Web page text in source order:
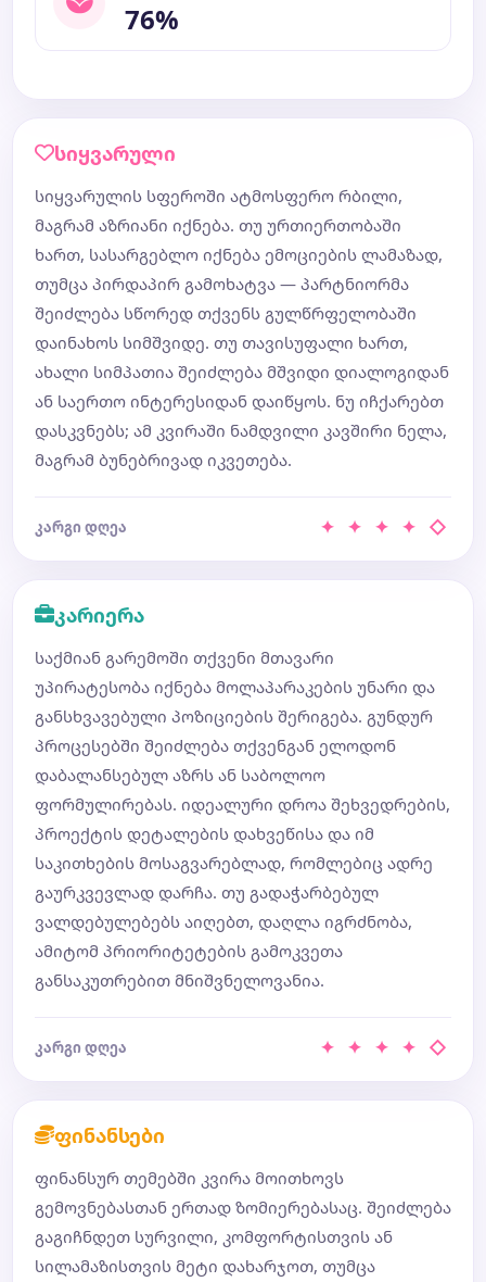
76%
სიყვარული
სიყვარულის სფეროში ატმოსფერო რბილი,
მაგრამ აზრიანი იქნება. თუ ურთიერთობაში
ხართ, სასარგებლო იქნება ემოციების ლამაზად,
თუმცა პირდაპირ გამოხატვა — პარტნიორმა
შეიძლება სწორედ თქვენს გულწრფელობაში
დაინახოს სიმშვიდე. თუ თავისუფალი ხართ,
ახალი სიმპათია შეიძლება მშვიდი დიალოგიდან
ან საერთო ინტერესიდან დაიწყოს. ნუ იჩქარებთ
დასკვნებს; ამ კვირაში ნამდვილი კავშირი ნელა,
მაგრამ ბუნებრივად იკვეთება.
კარგი დღეა ✦ ✦ ✦ ✦ ◇
კარიერა
საქმიან გარემოში თქვენი მთავარი
უპირატესობა იქნება მოლაპარაკების უნარი და
განსხვავებული პოზიციების შერიგება. გუნდურ
პროცესებში შეიძლება თქვენგან ელოდონ
დაბალანსებულ აზრს ან საბოლოო
ფორმულირებას. იდეალური დროა შეხვედრების,
პროექტის დეტალების დახვეწისა და იმ
საკითხების მოსაგვარებლად, რომლებიც ადრე
გაურკვევლად დარჩა. თუ გადაჭარბებულ
ვალდებულებებს აიღებთ, დაღლა იგრძნობა,
ამიტომ პრიორიტეტების გამოკვეთა
განსაკუთრებით მნიშვნელოვანია.
კარგი დღეა ✦ ✦ ✦ ✦ ◇
ფინანსები
ფინანსურ თემებში კვირა მოითხოვს
გემოვნებასთან ერთად ზომიერებასაც. შეიძლება
გაგიჩნდეთ სურვილი, კომფორტისთვის ან
სილამაზისთვის მეტი დახარჯოთ, თუმცა